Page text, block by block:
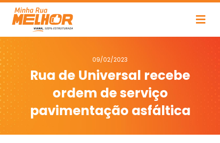
09/02/2023
Rua de Universal recebe
ordem de serviço
pavimentação asfáltica